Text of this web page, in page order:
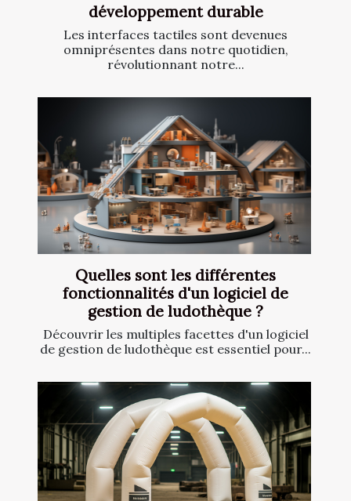
développement durable
Les interfaces tactiles sont devenues
omniprésentes dans notre quotidien,
révolutionnant notre...
Quelles sont les différentes
fonctionnalités d'un logiciel de
gestion de ludothèque ?
Découvrir les multiples facettes d'un logiciel
de gestion de ludothèque est essentiel pour...